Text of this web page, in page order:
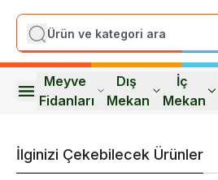
Meyve
Fidanları
Dış
Mekan
İç
Mekan
İlginizi Çekebilecek Ürünler